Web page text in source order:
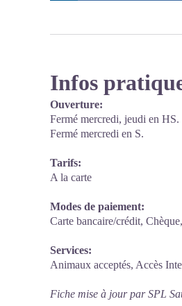
Infos
Ouverture:
Fermé mercredi, jeudi en HS.
Fermé mercredi en S.
Tarifs:
A la carte
Modes de paiement:
Carte bancaire/crédit,
Services:
Animaux acceptés, Accès
Fiche mise à jour par SPL